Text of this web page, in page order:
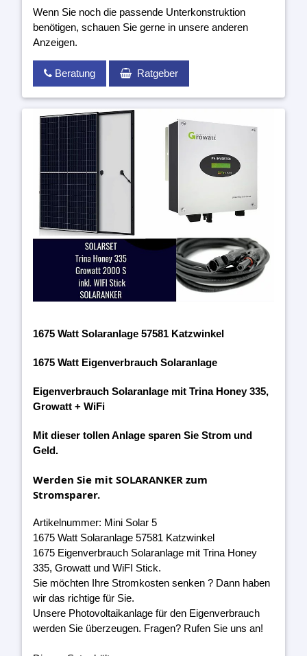
Wenn Sie noch die passende Unterkonstruktion
benötigen, schauen Sie gerne in unsere anderen
Anzeigen.
Beratung Ratgeber
1675 Watt Solaranlage 57581 Katzwinkel
1675 Watt Eigenverbrauch Solaranlage
Eigenverbrauch Solaranlage mit Trina Honey 335,
Growatt + WiFi
Mit dieser tollen Anlage sparen Sie Strom und
Geld.
Werden Sie mit SOLARANKER zum
Stromsparer.
Artikelnummer: Mini Solar 5
1675 Watt Solaranlage 57581 Katzwinkel
1675 Eigenverbrauch Solaranlage mit Trina Honey
335, Growatt und WiFI Stick.
Sie möchten Ihre Stromkosten senken ? Dann haben
wir das richtige für Sie.
Unsere Photovoltaikanlage für den Eigenverbrauch
werden Sie überzeugen. Fragen? Rufen Sie uns an!